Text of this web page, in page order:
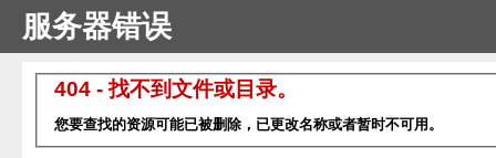
服务器错误
404 - 找不到文件或目录。
您要查找的资源可能已被删除，已更改名称或者暂时不可用。